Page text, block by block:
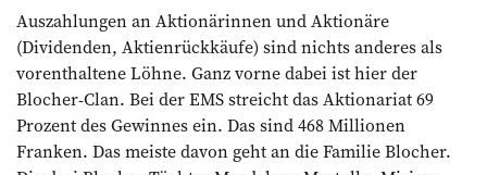
Auszahlungen an Aktionärinnen und Aktionäre
(Dividenden, Aktienrückkäufe) sind nichts anderes als
vorenthaltene Löhne. Ganz vorne dabei ist hier der
Blocher-Clan. Bei der EMS streicht das Aktionariat 69
Prozent des Gewinnes ein. Das sind 468 Millionen
Franken. Das meiste davon geht an die Familie Blocher.